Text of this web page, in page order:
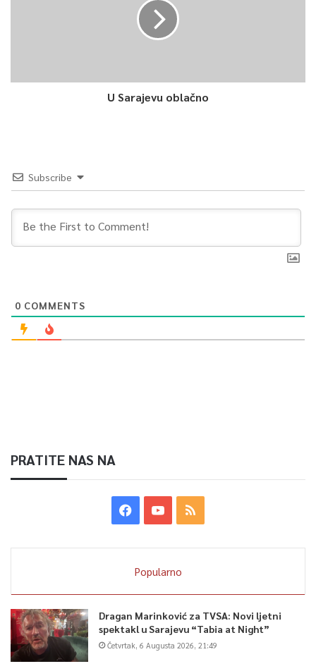
U Sarajevu oblačno
Subscribe
0 COMMENTS
PRATITE NAS NA
Popularno
Dragan Marinković za TVSA: Novi ljetni
spektakl u Sarajevu “Tabia at Night”
Četvrtak, 6 Augusta 2026, 21:49